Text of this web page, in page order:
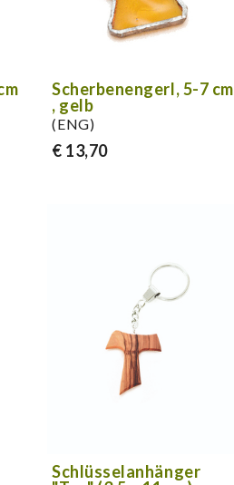
Scherbenengerl, 5-7 cm
, gelb
(ENG)
€ 13,70
Schlüsselanhänger